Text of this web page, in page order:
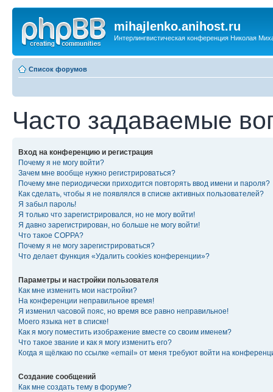
mihajlenko.anihost.ru
Интерлингвистическая конференция Николая
Список форумов
Часто задаваемые
Вход на конференцию и регистрация
Почему я не могу войти?
Зачем мне вообще нужно регистрироваться?
Почему мне периодически приходится повторять ввод имени и пароля?
Как сделать, чтобы я не появлялся в списке активных пользователей?
Я забыл пароль!
Я только что зарегистрировался, но не могу войти!
Я давно зарегистрирован, но больше не могу войти!
Что такое COPPA?
Почему я не могу зарегистрироваться?
Что делает функция «Удалить cookies конференции»?
Параметры и настройки пользователя
Как мне изменить мои настройки?
На конференции неправильное время!
Я изменил часовой пояс, но время все равно неправильное!
Моего языка нет в списке!
Как я могу поместить изображение вместе со своим именем?
Что такое звание и как я могу изменить его?
Когда я щёлкаю по ссылке «email» от меня требуют войти на
Создание сообщений
Как мне создать тему в форуме?